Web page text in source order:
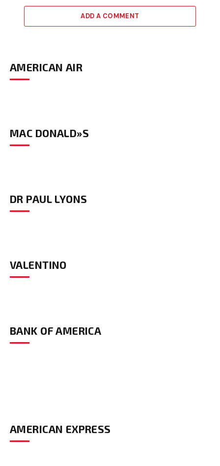
ADD A COMMENT
AMERICAN AIR
MAC DONALD»S
DR PAUL LYONS
VALENTINO
BANK OF AMERICA
AMERICAN EXPRESS